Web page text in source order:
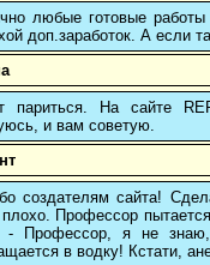
любые готовые
доп.заработок. А если
париться. На сайте
и вам советую.
создателям сайта!
Профессор
- Профессор, я не
в водку! Кстати,